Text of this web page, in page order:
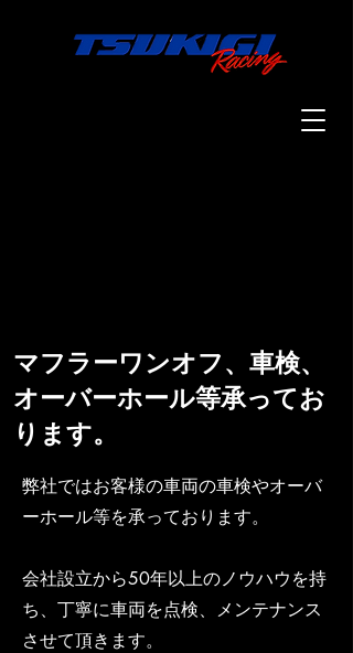
マフラーワンオフ、車検、
オーバーホール等承ってお
ります。
弊社ではお客様の車両の車検やオーバ
ーホール等を承っております。
会社設立から50年以上のノウハウを持
ち、丁寧に車両を点検、メンテナンス
させて頂きます。